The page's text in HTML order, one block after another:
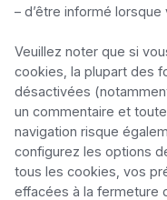
– d’être informé
Veuillez noter que si
cookies, la plupart des
désactivées
un commentaire et
navigation risque
configurez les options
tous les cookies, vos
effacées à la fermeture